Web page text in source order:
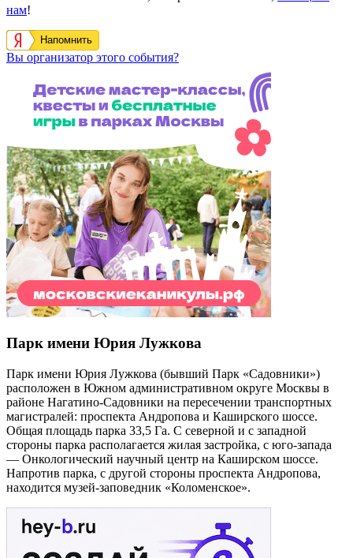
нам!
Напомнить
Вы организатор этого события?
Парк имени Юрия Лужкова
Парк имени Юрия Лужкова (бывший Парк «Садовники»)
расположен в Южном административном округе Москвы в
районе Нагатино-Садовники на пересечении транспортных
магистралей: проспекта Андропова и Каширского шоссе.
Общая площадь парка 33,5 Га. С северной и с западной
стороны парка располагается жилая застройка, с юго-запада
— Онкологический научный центр на Каширском шоссе.
Напротив парка, с другой стороны проспекта Андропова,
находится музей-заповедник «Коломенское».